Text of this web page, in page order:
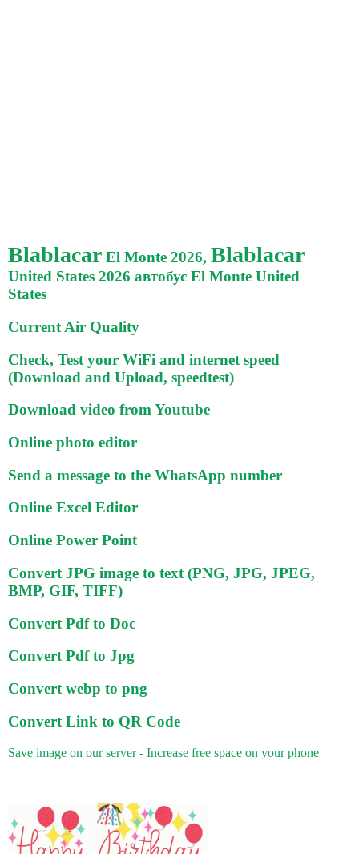
Blablacar El Monte 2026, Blablacar
United States 2026 автобус El Monte United
States
Current Air Quality
Check, Test your WiFi and internet speed
(Download and Upload, speedtest)
Download video from Youtube
Online photo editor
Send a message to the WhatsApp number
Online Excel Editor
Online Power Point
Convert JPG image to text (PNG, JPG, JPEG,
BMP, GIF, TIFF)
Convert Pdf to Doc
Convert Pdf to Jpg
Convert webp to png
Convert Link to QR Code
Save image on our server - Increase free space on your phone